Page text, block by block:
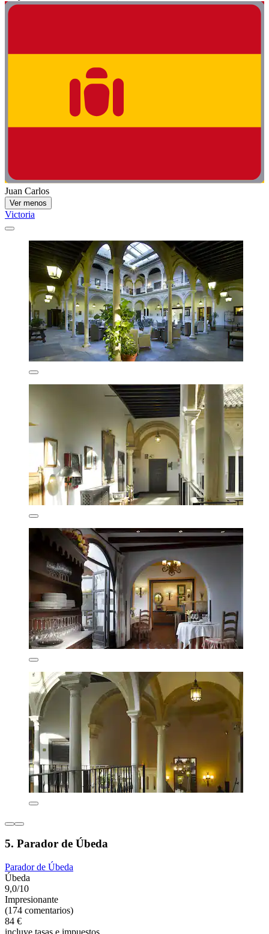
Juan Carlos
Ver menos
Victoria
5. Parador de Úbeda
Parador de Úbeda
Úbeda
9,0/10
Impresionante
(174 comentarios)
84 €